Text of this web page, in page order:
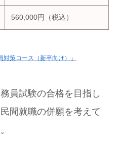
560,000円（税込）
策コース（新卒向け）」
員試験の合格を目指し
間就職の併願を考えて